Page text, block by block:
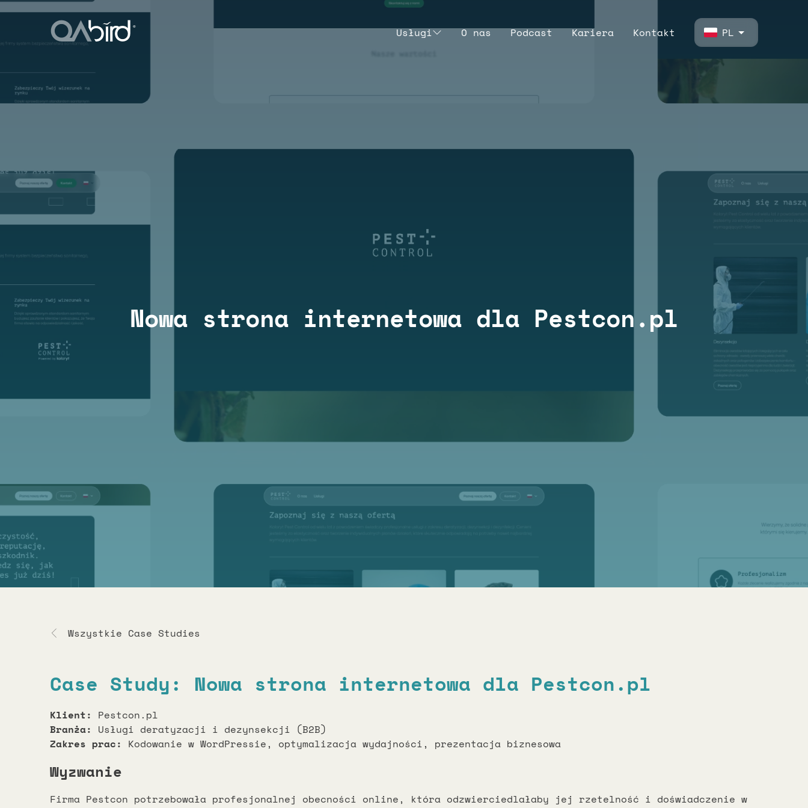
Usługi O nas Podcast Kariera Kontakt PL
Nowa strona internetowa dla Pestcon.pl
Wszystkie Case Studies
Case Study: Nowa strona internetowa dla Pestcon.pl
Klient: Pestcon.pl
Branża: Usługi deratyzacji i dezynsekcji (B2B)
Zakres prac: Kodowanie w WordPressie, optymalizacja wydajności, prezentacja biznesowa
Wyzwanie
Firma Pestcon potrzebowała profesjonalnej obecności online, która odzwierciedlałaby jej rzetelność i doświadczenie w